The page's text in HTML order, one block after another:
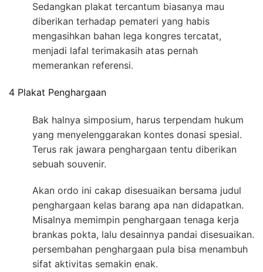
Sedangkan plakat tercantum biasanya mau
diberikan terhadap pemateri yang habis
mengasihkan bahan lega kongres tercatat,
menjadi lafal terimakasih atas pernah
memerankan referensi.
4 Plakat Penghargaan
Bak halnya simposium, harus terpendam hukum
yang menyelenggarakan kontes donasi spesial.
Terus rak jawara penghargaan tentu diberikan
sebuah souvenir.
Akan ordo ini cakap disesuaikan bersama judul
penghargaan kelas barang apa nan didapatkan.
Misalnya memimpin penghargaan tenaga kerja
brankas pokta, lalu desainnya pandai disesuaikan.
persembahan penghargaan pula bisa menambuh
sifat aktivitas semakin enak.